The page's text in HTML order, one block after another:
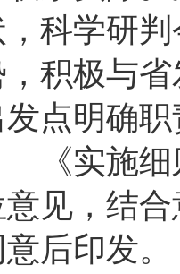
科学研
，积极与
发点明确
实施细则
见，结
意后印发。